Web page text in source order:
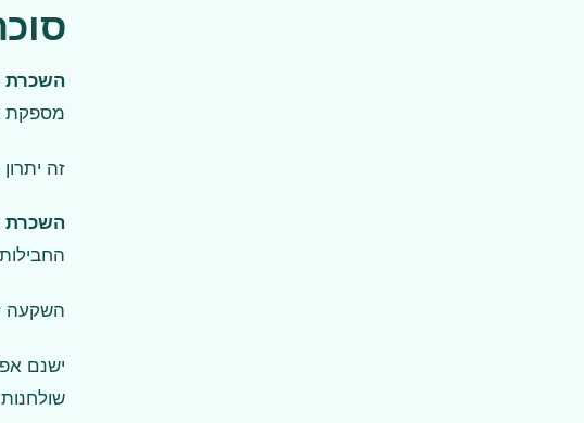
השכרת
מספקת
זה
השכרת
השקעה